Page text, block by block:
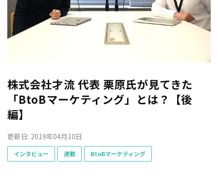
株式会社才流 代表 栗原氏が見てきた
「BtoBマーケティング」とは？【後
編】
更新日: 2019年04月10日
インタビュー 連載 BtoBマーケティング